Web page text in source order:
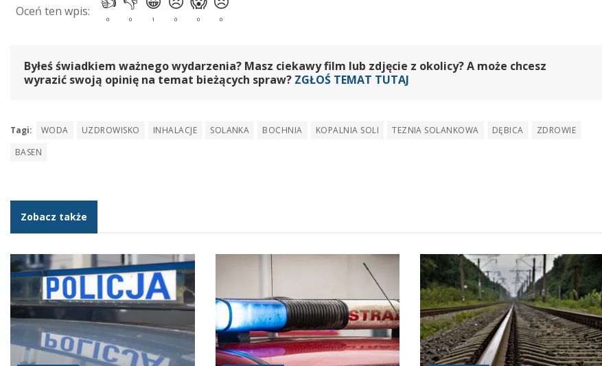
Byłeś świadkiem ważnego wydarzenia? Masz ciekawy film lub zdjęcie z okolicy? A może chcesz
wyrazić swoją opinię na temat bieżących spraw? ZGŁOŚ TEMAT TUTAJ
Tagi: WODA UZDROWISKO INHALACJE SOLANKA BOCHNIA KOPALNIA SOLI TEZNIA SOLANKOWA DĘBICA
ZDROWIE
BASEN
Zobacz także